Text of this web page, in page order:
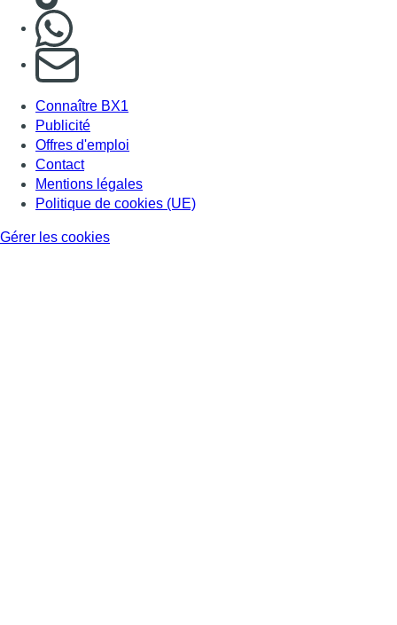
S'abonner à notre newsletter
Connaître BX1
Publicité
Offres d'emploi
Contact
Mentions légales
Politique de cookies (UE)
Gérer les cookies